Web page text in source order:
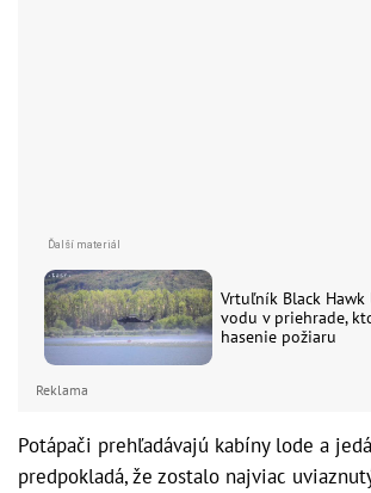
Vrtuľník Black Hawk
vodu v priehrade,
hasenie požiaru
Reklama
Potápači prehľadávajú kabíny lode a
predpokladá, že zostalo najviac